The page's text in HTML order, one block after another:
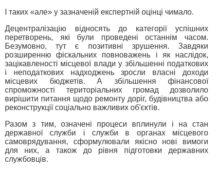
І таких «але» у зазначеній експертній оцінці чимало.
Децентралізацію відносять до категорії успішних
перетворень, які були проведені останнім часом.
Безумовно, тут є позитивні зрушення. Завдяки
розширенню фіскальних повноважень і як наслідок,
зацікавленості місцевої влади у збільшенні податкових
і неподаткових надходжень зросли власні доходи
місцевих бюджетів. А збільшення фінансової
спроможності територіальних громад дозволило
вирішити питання щодо ремонту доріг, будівництва або
реконструкції соціально важливих об'єктів.
Разом з тим, означені процеси вплинули і на стан
державної служби і служби в органах місцевого
самоврядування, сформулювали якісно нові вимоги
для них, а також до рівня підготовки державних
службовців.